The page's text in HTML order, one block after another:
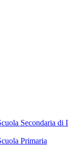
Secondaria di I
Primaria